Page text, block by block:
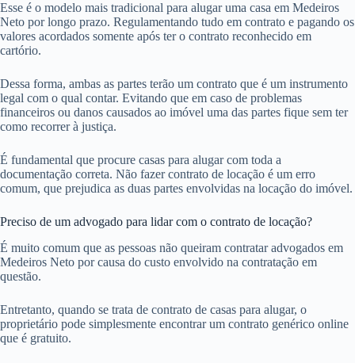
Esse é o modelo mais tradicional para alugar uma casa em Medeiros
Neto por longo prazo. Regulamentando tudo em contrato e pagando os
valores acordados somente após ter o contrato reconhecido em
cartório.
Dessa forma, ambas as partes terão um contrato que é um instrumento
legal com o qual contar. Evitando que em caso de problemas
financeiros ou danos causados ao imóvel uma das partes fique sem ter
como recorrer à justiça.
É fundamental que procure casas para alugar com toda a
documentação correta. Não fazer contrato de locação é um erro
comum, que prejudica as duas partes envolvidas na locação do imóvel.
Preciso de um advogado para lidar com o contrato de locação?
É muito comum que as pessoas não queiram contratar advogados em
Medeiros Neto por causa do custo envolvido na contratação em
questão.
Entretanto, quando se trata de contrato de casas para alugar, o
proprietário pode simplesmente encontrar um contrato genérico online
que é gratuito.